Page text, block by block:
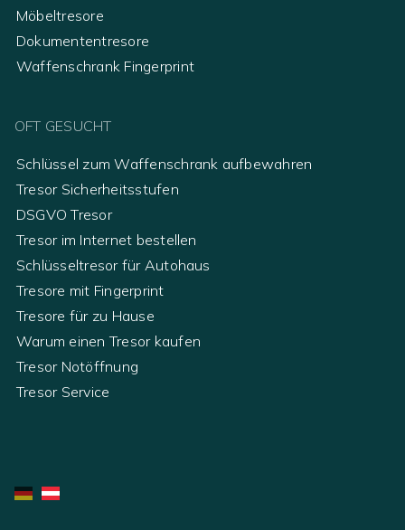
Möbeltresore
Dokumententresore
Waffenschrank Fingerprint
OFT GESUCHT
Schlüssel zum Waffenschrank aufbewahren
Tresor Sicherheitsstufen
DSGVO Tresor
Tresor im Internet bestellen
Schlüsseltresor für Autohaus
Tresore mit Fingerprint
Tresore für zu Hause
Warum einen Tresor kaufen
Tresor Notöffnung
Tresor Service